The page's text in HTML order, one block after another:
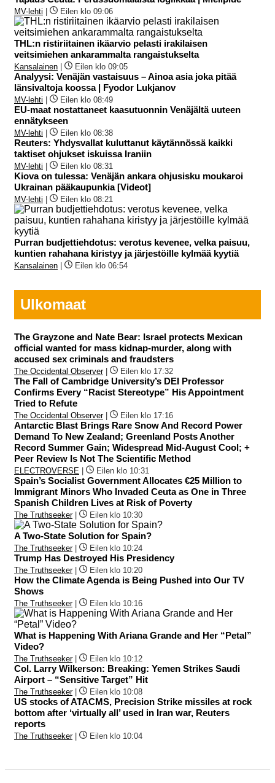
MV-lehti | Eilen klo 09:06
THL:n ristiriitainen ikäarvio pelasti irakilaisen
veitsimiehen ankarammalta rangaistukselta
Kansalainen | Eilen klo 09:05
Analyysi: Venäjän vastaisuus – Ainoa asia joka pitää
länsivaltoja koossa | Fyodor Lukjanov
MV-lehti | Eilen klo 08:49
EU-maat nostattaneet kaasutuonnin Venäjältä uuteen
ennätykseen
MV-lehti | Eilen klo 08:38
Reuters: Yhdysvallat kuluttanut käytännössä kaikki
taktiset ohjukset iskuissa Iraniin
MV-lehti | Eilen klo 08:31
Kiova on tulessa: Venäjän ankara ohjusisku moukaroi
Ukrainan pääkaupunkia [Videot]
MV-lehti | Eilen klo 08:21
Purran budjettiehdotus: verotus kevenee, velka paisuu,
kuntien rahahana kiristyy ja järjestöille kylmää kyytiä
Kansalainen | Eilen klo 06:54
Ulkomaat
The Grayzone and Nate Bear: Israel protects Mexican
official wanted for mass kidnap-murder, along with
accused sex criminals and fraudsters
The Occidental Observer| Eilen klo 17:32
The Fall of Cambridge University’s DEI Professor
Confirms Every “Racist Stereotype” His Appointment
Tried to Refute
The Occidental Observer| Eilen klo 17:16
Antarctic Blast Brings Rare Snow And Record Power
Demand To New Zealand; Greenland Posts Another
Record Summer Gain; Widespread Mid-August Cool; +
Peer Review Is Not The Scientific Method
ELECTROVERSE | Eilen klo 10:31
Spain’s Socialist Government Allocates €25 Million to
Immigrant Minors Who Invaded Ceuta as One in Three
Spanish Children Lives at Risk of Poverty
The Truthseeker| Eilen klo 10:30
A Two-State Solution for Spain?
The Truthseeker| Eilen klo 10:24
Trump Has Destroyed His Presidency
The Truthseeker| Eilen klo 10:20
How the Climate Agenda is Being Pushed into Our TV
Shows
The Truthseeker| Eilen klo 10:16
What is Happening With Ariana Grande and Her “Petal”
Video?
The Truthseeker| Eilen klo 10:12
Col. Larry Wilkerson: Breaking: Yemen Strikes Saudi
Airport – “Sensitive Target” Hit
The Truthseeker| Eilen klo 10:08
US stocks of ATACMS, Precision Strike missiles at rock
bottom after ‘virtually all’ used in Iran war, Reuters
reports
The Truthseeker| Eilen klo 10:04